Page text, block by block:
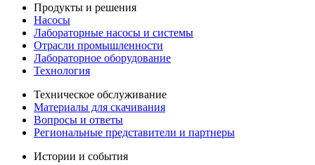
Продукты и решения
Насосы
Лабораторные насосы и системы
Отрасли промышленности
Лабораторное оборудование
Технология
Техническое обслуживание
Материалы для скачивания
Вопросы и ответы
Региональные представители и партнеры
Истории и события